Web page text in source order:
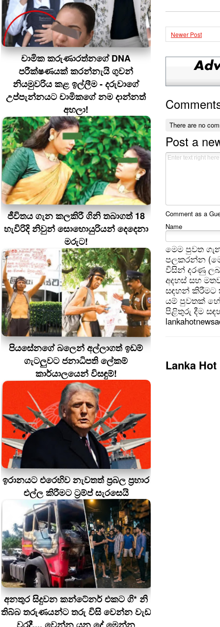
චාමික කරුණාරත්නගේ DNA
පරීක්ෂණයක් කරන්නැයි ගුවන්
නියමුවරිය කළ ඉල්ලීම - දරුවාගේ
උප්පැන්නයට චාමිකගේ නම දාන්නත්
අහලා!
ජීවිතය ගැන කලකිරී ගිනි තබාගත් 18
හැවිරිදි නිවුන් සොහොයුරියන් දෙදෙනා
මරුට!
පියසේනගේ බලෙන් අල්ලාගත් ඉඩම්
ගැටලුවට ජනාධිපති ලේකම්
කාර්යාලයෙන් විසඳුම්!
ඉරානයට එරෙහිව නැවතත් ප්‍රබල ප්‍රහාර
එල්ල කිරීමට ට්‍රම්ප් සැරසෙයි
අනතුර සිදුවන කන්ටේනර් එකට ගි* නි
තිබ්බ තරුණයන්ට තරු විසි වෙන්න වැඩ
Newer Post
There are no
Post a
Comment as a
Name
මෙම පුවත
පලකරන්න
විසින් දරණු
අදහස් සහ
සඳහන් කිරීමට
යම් පුවතක්
පිළිතුරු දීම
Lanka